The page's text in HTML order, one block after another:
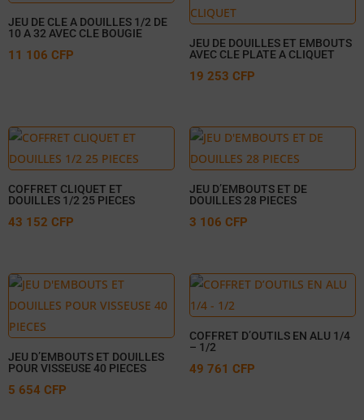
JEU DE CLE A DOUILLES 1/2 DE
10 A 32 AVEC CLE BOUGIE
11 106 CFP
JEU DE DOUILLES ET EMBOUTS
AVEC CLE PLATE A CLIQUET
19 253 CFP
COFFRET CLIQUET ET
DOUILLES 1/2 25 PIECES
43 152 CFP
JEU D’EMBOUTS ET DE
DOUILLES 28 PIECES
3 106 CFP
JEU D’EMBOUTS ET DOUILLES
POUR VISSEUSE 40 PIECES
5 654 CFP
COFFRET D’OUTILS EN ALU 1/4
– 1/2
49 761 CFP